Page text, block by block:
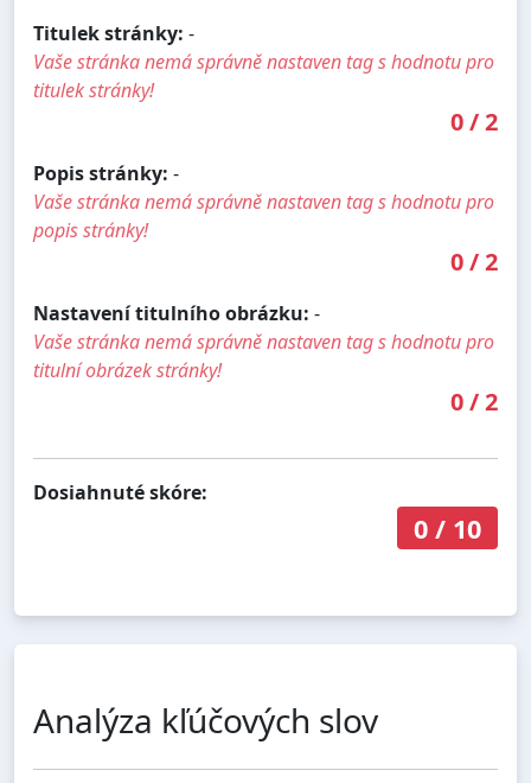
Titulek stránky: -
Vaše stránka nemá správně nastaven tag s hodnotu pro
titulek stránky!
0/2
Popis stránky: -
Vaše stránka nemá správně nastaven tag s hodnotu pro
popis stránky!
0/2
Nastavení titulního obrázku: -
Vaše stránka nemá správně nastaven tag s hodnotu pro
titulní obrázek stránky!
0/2
Dosiahnuté skóre:
0/ 10
Analýza kľúčových slov